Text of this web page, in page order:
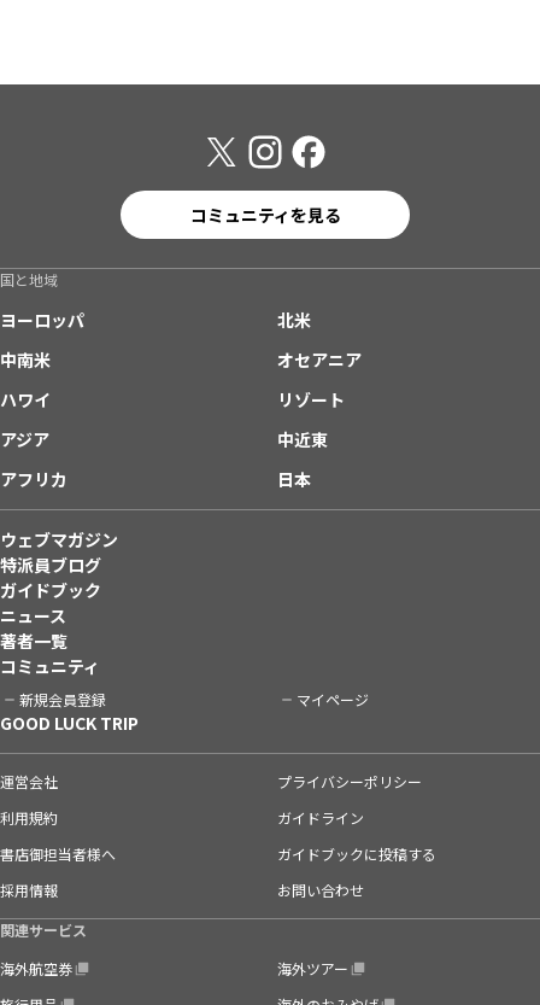
コミュニティを見る
国と地域
ヨーロッパ
北米
中南米
オセアニア
ハワイ
リゾート
アジア
中近東
アフリカ
日本
ウェブマガジン
特派員ブログ
ガイドブック
ニュース
著者一覧
コミュニティ
新規会員登録 マイページ
GOOD LUCK TRIP
運営会社
プライバシーポリシー
利用規約
ガイドライン
書店御担当者様へ
ガイドブックに投稿する
採用情報
お問い合わせ
関連サービス
海外航空券
海外ツアー